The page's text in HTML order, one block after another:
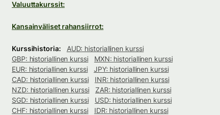
Valuuttakurssit:
Kansainväliset rahansiirrot:
Kurssihistoria:
AUD: historiallinen kurssi
GBP: historiallinen kurssi
MXN: historiallinen kurssi
EUR: historiallinen kurssi
JPY: historiallinen kurssi
CAD: historiallinen kurssi
INR: historiallinen kurssi
NZD: historiallinen kurssi
ZAR: historiallinen kurssi
SGD: historiallinen kurssi
USD: historiallinen kurssi
CHF: historiallinen kurssi
IDR: historiallinen kurssi